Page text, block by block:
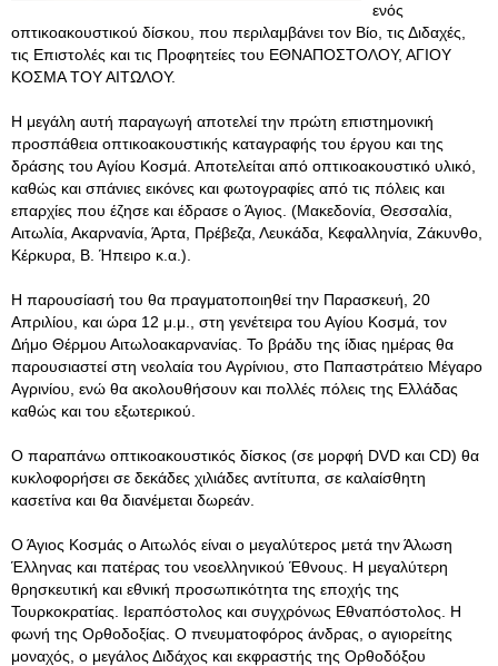
ενός
οπτικοακουστικού δίσκου, που περιλαμβάνει τον Βίο, τις Διδαχές,
τις Επιστολές και τις Προφητείες του ΕΘΝΑΠΟΣΤΟΛΟΥ, ΑΓΙΟΥ
ΚΟΣΜΑ ΤΟΥ ΑΙΤΩΛΟΥ.
Η μεγάλη αυτή παραγωγή αποτελεί την πρώτη επιστημονική
προσπάθεια οπτικοακουστικής καταγραφής του έργου και της
δράσης του Αγίου Κοσμά. Αποτελείται από οπτικοακουστικό υλικό,
καθώς και σπάνιες εικόνες και φωτογραφίες από τις πόλεις και
επαρχίες που έζησε και έδρασε ο Άγιος. (Μακεδονία, Θεσσαλία,
Αιτωλία, Ακαρνανία, Άρτα, Πρέβεζα, Λευκάδα, Κεφαλληνία, Ζάκυνθο,
Κέρκυρα, Β. Ήπειρο κ.α.).
Η παρουσίασή του θα πραγματοποιηθεί την Παρασκευή, 20
Απριλίου, και ώρα 12 μ.μ., στη γενέτειρα του Αγίου Κοσμά, τον
Δήμο Θέρμου Αιτωλοακαρνανίας. Το βράδυ της ίδιας ημέρας θα
παρουσιαστεί στη νεολαία του Αγρίνιου, στο Παπαστράτειο Μέγαρο
Αγρινίου, ενώ θα ακολουθήσουν και πολλές πόλεις της Ελλάδας
καθώς και του εξωτερικού.
Ο παραπάνω οπτικοακουστικός δίσκος (σε μορφή DVD και CD) θα
κυκλοφορήσει σε δεκάδες χιλιάδες αντίτυπα, σε καλαίσθητη
κασετίνα και θα διανέμεται δωρεάν.
Ο Άγιος Κοσμάς ο Αιτωλός είναι ο μεγαλύτερος μετά την Άλωση
Έλληνας και πατέρας του νεοελληνικού Έθνους. Η μεγαλύτερη
θρησκευτική και εθνική προσωπικότητα της εποχής της
Τουρκοκρατίας. Ιεραπόστολος και συγχρόνως Εθναπόστολος. Η
φωνή της Ορθοδοξίας. Ο πνευματοφόρος άνδρας, ο αγιορείτης
μοναχός, ο μεγάλος Διδάχος και εκφραστής της Ορθοδόξου